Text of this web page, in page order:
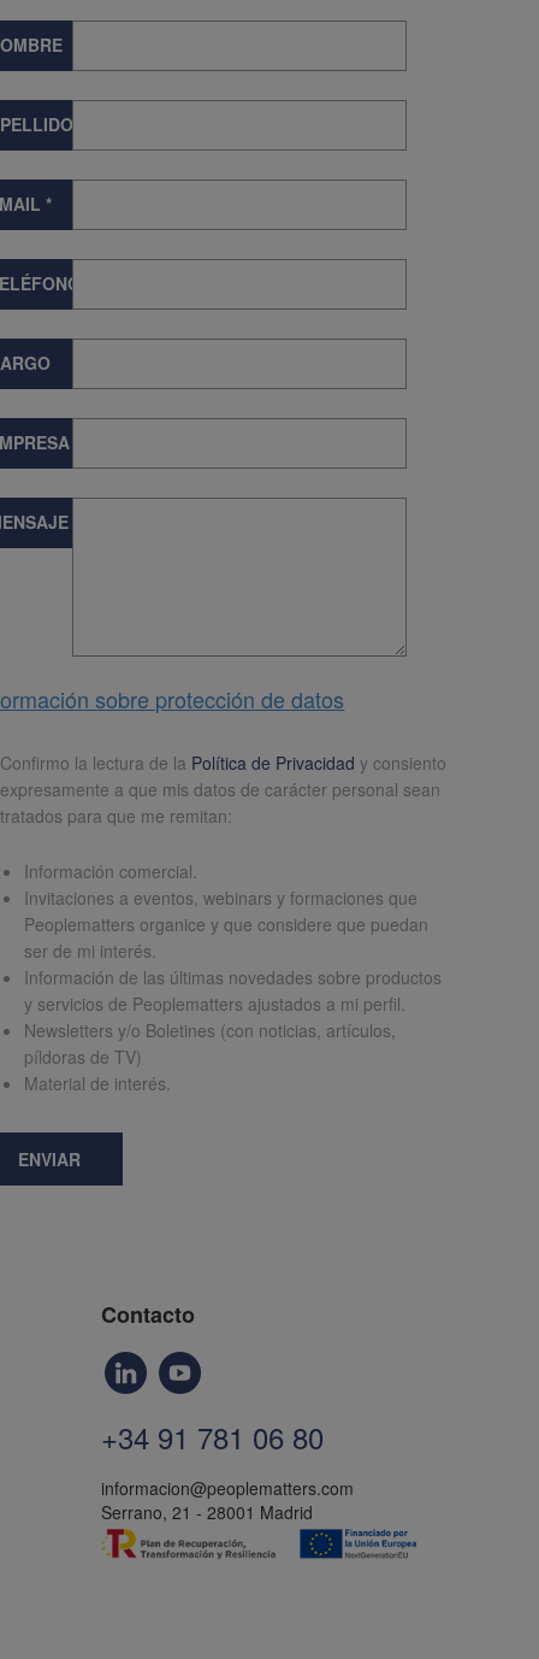
*
sobre protección de datos
Confirmo la lectura de la Política de Privacidad y consiento
expresamente a que mis datos de carácter personal sean
tratados para que me remitan:
Información comercial.
Invitaciones a eventos, webinars y formaciones que
Peoplematters organice y que considere que puedan
ser de mi interés.
Información de las últimas novedades sobre productos
y servicios de Peoplematters ajustados a mi perfil.
Newsletters y/o Boletines (con noticias, artículos,
píldoras de TV)
Material de interés.
ENVIAR
Contacto
+34 91 781 06 80
informacion@peoplematters.com
Serrano, 21 - 28001 Madrid